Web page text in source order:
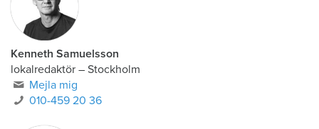
Kenneth Samuelsson
lokalredaktör – Stockholm
Mejla mig
010-459 20 36